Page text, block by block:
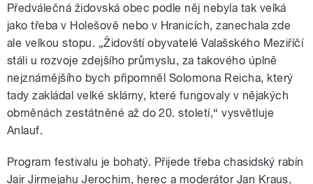
Předválečná židovská obec podle něj nebyla tak velká
jako třeba v Holešově nebo v Hranicích, zanechala zde
ale velkou stopu. „Židovští obyvatelé Valašského Meziříčí
stáli u rozvoje zdejšího průmyslu, za takového úplně
nejznámějšího bych připomněl Solomona Reicha, který
tady zakládal velké sklárny, které fungovaly v nějakých
obměnách zestátněné až do 20. století,“ vysvětluje
Anlauf.
Program festivalu je bohatý. Přijede třeba chasidský rabín
Jair Jirmejahu Jerochim, herec a moderátor Jan Kraus,